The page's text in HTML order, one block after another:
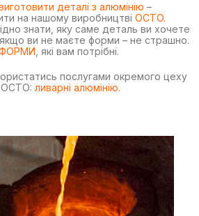
деталі з алюмінію –
на нашому виробництві OCTO.
знати, яку саме деталь ви хочете
ви не маєте форми – не страшно.
, які вам потрібні.
послугами окремого цеху
ливарні алюмінію.